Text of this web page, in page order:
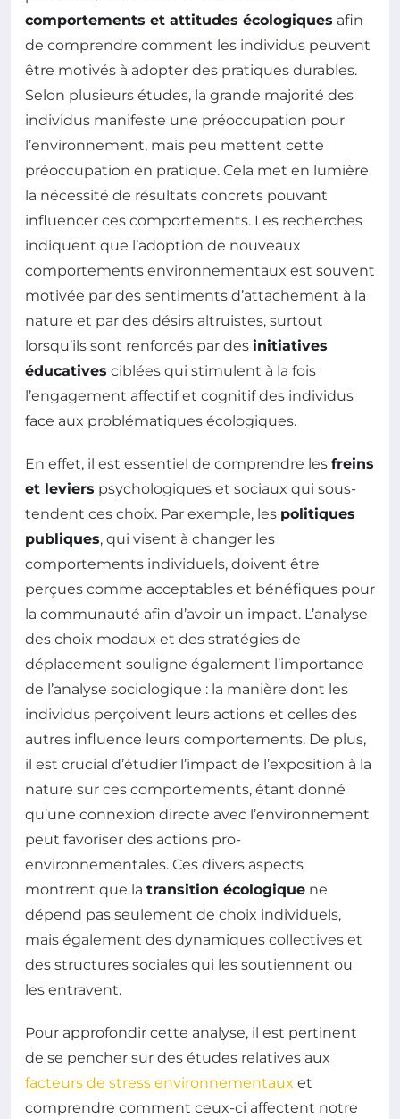
comportements et attitudes écologiques afin
de comprendre comment les individus peuvent
être motivés à adopter des pratiques durables.
Selon plusieurs études, la grande majorité des
individus manifeste une préoccupation pour
l’environnement, mais peu mettent cette
préoccupation en pratique. Cela met en lumière
la nécessité de résultats concrets pouvant
influencer ces comportements. Les recherches
indiquent que l’adoption de nouveaux
comportements environnementaux est souvent
motivée par des sentiments d’attachement à la
nature et par des désirs altruistes, surtout
lorsqu’ils sont renforcés par des initiatives
éducatives ciblées qui stimulent à la fois
l’engagement affectif et cognitif des individus
face aux problématiques écologiques.
En effet, il est essentiel de comprendre les freins
et leviers psychologiques et sociaux qui sous-
tendent ces choix. Par exemple, les politiques
publiques, qui visent à changer les
comportements individuels, doivent être
perçues comme acceptables et bénéfiques pour
la communauté afin d’avoir un impact. L’analyse
des choix modaux et des stratégies de
déplacement souligne également l’importance
de l’analyse sociologique : la manière dont les
individus perçoivent leurs actions et celles des
autres influence leurs comportements. De plus,
il est crucial d’étudier l’impact de l’exposition à la
nature sur ces comportements, étant donné
qu’une connexion directe avec l’environnement
peut favoriser des actions pro-
environnementales. Ces divers aspects
montrent que la transition écologique ne
dépend pas seulement de choix individuels,
mais également des dynamiques collectives et
des structures sociales qui les soutiennent ou
les entravent.
Pour approfondir cette analyse, il est pertinent
de se pencher sur des études relatives aux
facteurs de stress environnementaux et
comprendre comment ceux-ci affectent notre